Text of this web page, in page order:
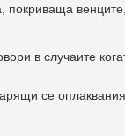
покриваща
в случаите
се